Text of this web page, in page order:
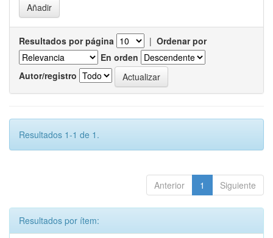
Resultados por página | Ordenar por
En orden
Autor/registro
Resultados 1-1 de 1.
Anterior 1 Siguiente
Resultados por ítem: